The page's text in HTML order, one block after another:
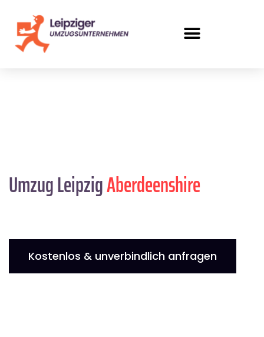
Umzug LeipzigAberdeenshire
Kostenlos & unverbindlich anfragen